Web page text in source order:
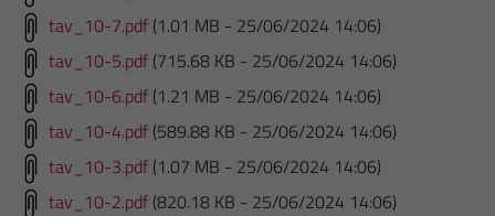
tav_10-7.pdf (1.01 MB - 25/06/2024 14:06)
tav_10-5.pdf (715.68 KB - 25/06/2024 14:06)
tav_10-6.pdf (1.21 MB - 25/06/2024 14:06)
tav_10-4.pdf (589.88 KB - 25/06/2024 14:06)
tav_10-3.pdf (1.07 MB - 25/06/2024 14:06)
tav_10-2.pdf (820.18 KB - 25/06/2024 14:06)